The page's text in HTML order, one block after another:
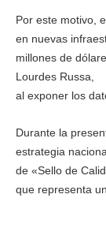
Por este motivo,
en nuevas
millones de
Lourdes Russa,
al exponer los
Durante la
estrategia
de «Sello de
que representa